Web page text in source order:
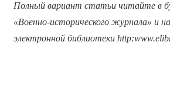
Полный вариант статьи читайте в
«Военно-исторического журнала» и
электронной библиотеки http:www.